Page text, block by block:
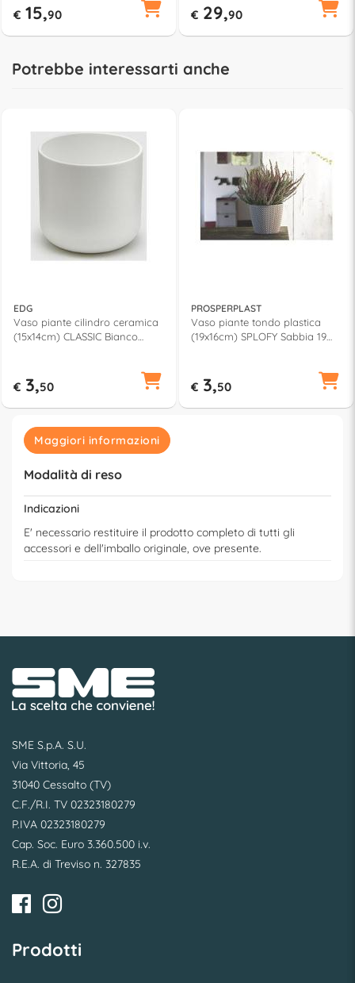
€ 15,90 € 29,90
Potrebbe interessarti anche
EDG
Vaso piante cilindro ceramica
(15x14cm) CLASSIC Bianco
€ 3,50
PROSPERPLAST
Vaso piante tondo plastica
(19x16cm) SPLOFY Sabbia 19
€ 3,50
Maggiori informazioni
Modalità di reso
Indicazioni
E' necessario restituire il prodotto completo di tutti gli
accessori e dell'imballo originale, ove presente.
SME S.p.A. S.U.
Via Vittoria, 45
31040 Cessalto (TV)
C.F./R.I. TV 02323180279
P.IVA 02323180279
Cap. Soc. Euro 3.360.500 i.v.
R.E.A. di Treviso n. 327835
Prodotti